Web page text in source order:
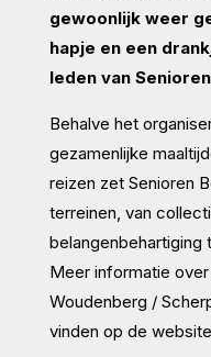
gewoonlijk weer
hapje en een
leden van
Behalve het
gezamenlijke
reizen zet Senioren
terreinen, van
belangenbehartiging
Meer informatie
Woudenberg /
vinden op de